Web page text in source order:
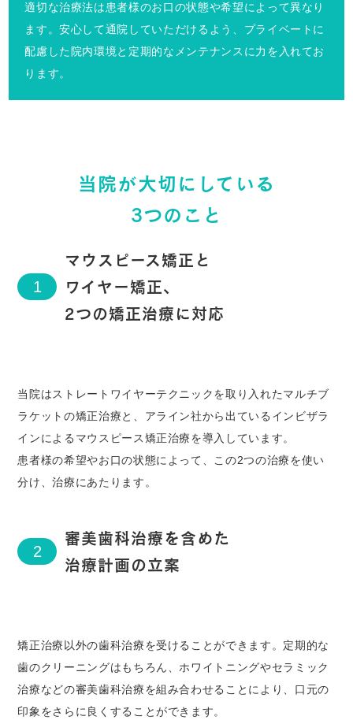
適切な治療法は患者様のお口の状態や希望によって異なり
ます。安心して通院していただけるよう、プライベートに
配慮した院内環境と定期的なメンテナンスに力を入れてお
ります。
当院が大切にしている
3つのこと
1
マウスピース矯正と
ワイヤー矯正、
2つの矯正治療に対応
当院はストレートワイヤーテクニックを取り入れたマルチブ
ラケットの矯正治療と、アライン社から出ているインビザラ
インによるマウスピース矯正治療を導入しています。
患者様の希望やお口の状態によって、この2つの治療を使い
分け、治療にあたります。
2
審美歯科治療を含めた
治療計画の立案
矯正治療以外の歯科治療を受けることができます。定期的な
歯のクリーニングはもちろん、ホワイトニングやセラミック
治療などの審美歯科治療を組み合わせることにより、口元の
印象をさらに良くすることができます。